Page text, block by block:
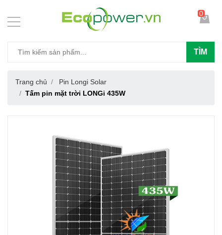
TÌM
0
Trang chủ
Pin Longi Solar
Tấm pin mặt trời LONGi 435W